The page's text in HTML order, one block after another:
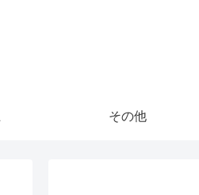
その他